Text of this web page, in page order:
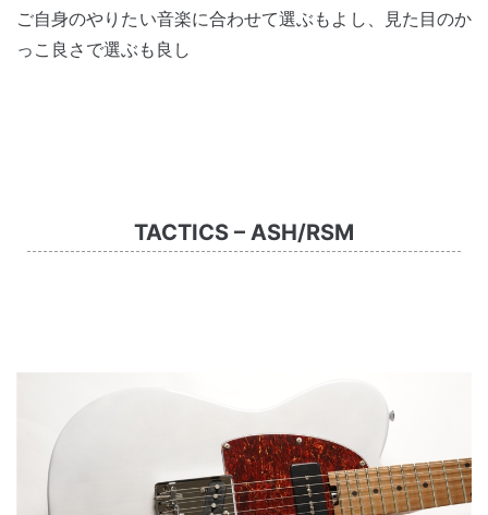
ご自身のやりたい音楽に合わせて選ぶもよし、見た目のか
っこ良さで選ぶも良し
TACTICS – ASH/RSM